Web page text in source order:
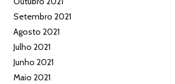
Setembro 2021
Agosto 2021
Julho 2021
Junho 2021
Maio 2021